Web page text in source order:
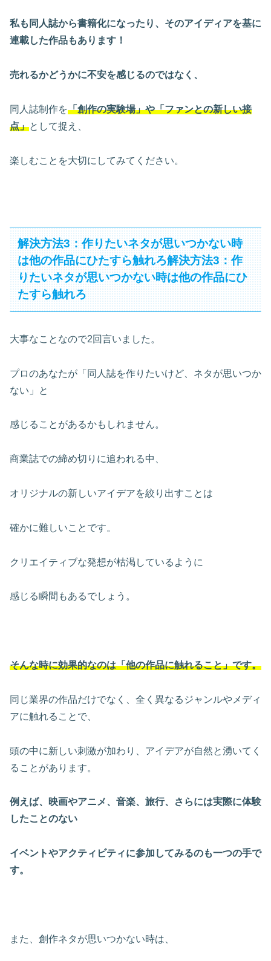
私も同人誌から書籍化になったり、そのアイディアを基に
連載した作品もあります！
売れるかどうかに不安を感じるのではなく、
同人誌制作を「創作の実験場」や「ファンとの新しい接
点」として捉え、
楽しむことを大切にしてみてください。
解決方法3：作りたいネタが思いつかない時
は他の作品にひたすら触れろ解決方法3：作
りたいネタが思いつかない時は他の作品にひ
たすら触れろ
大事なことなので2回言いました。
プロのあなたが「同人誌を作りたいけど、ネタが思いつか
ない」と
感じることがあるかもしれません。
商業誌での締め切りに追われる中、
オリジナルの新しいアイデアを絞り出すことは
確かに難しいことです。
クリエイティブな発想が枯渇しているように
感じる瞬間もあるでしょう。
そんな時に効果的なのは「他の作品に触れること」です。
同じ業界の作品だけでなく、全く異なるジャンルやメディ
アに触れることで、
頭の中に新しい刺激が加わり、アイデアが自然と湧いてく
ることがあります。
例えば、映画やアニメ、音楽、旅行、さらには実際に体験
したことのない
イベントやアクティビティに参加してみるのも一つの手で
す。
また、創作ネタが思いつかない時は、